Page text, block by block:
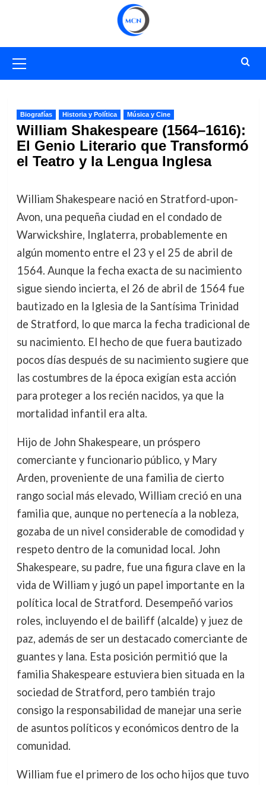
primario
Biografías Historia y Política Música y Cine
William Shakespeare (1564–1616):
El Genio Literario que Transformó
el Teatro y la Lengua Inglesa
William Shakespeare nació en Stratford-upon-
Avon, una pequeña ciudad en el condado de
Warwickshire, Inglaterra, probablemente en
algún momento entre el 23 y el 25 de abril de
1564. Aunque la fecha exacta de su nacimiento
sigue siendo incierta, el 26 de abril de 1564 fue
bautizado en la Iglesia de la Santísima Trinidad
de Stratford, lo que marca la fecha tradicional de
su nacimiento. El hecho de que fuera bautizado
pocos días después de su nacimiento sugiere que
las costumbres de la época exigían esta acción
para proteger a los recién nacidos, ya que la
mortalidad infantil era alta.
Hijo de John Shakespeare, un próspero
comerciante y funcionario público, y Mary
Arden, proveniente de una familia de cierto
rango social más elevado, William creció en una
familia que, aunque no pertenecía a la nobleza,
gozaba de un nivel considerable de comodidad y
respeto dentro de la comunidad local. John
Shakespeare, su padre, fue una figura clave en la
vida de William y jugó un papel importante en la
política local de Stratford. Desempeñó varios
roles, incluyendo el de bailiff (alcalde) y juez de
paz, además de ser un destacado comerciante de
guantes y lana. Esta posición permitió que la
familia Shakespeare estuviera bien situada en la
sociedad de Stratford, pero también trajo
consigo la responsabilidad de manejar una serie
de asuntos políticos y económicos dentro de la
comunidad.
William fue el primero de los ocho hijos que tuvo